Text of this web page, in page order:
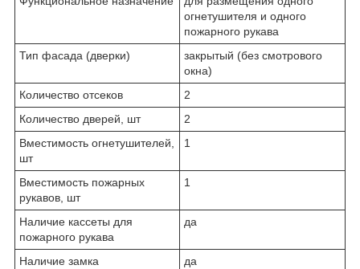
огнетушителя и одного
пожарного рукава
Тип фасада (дверки)
закрытый (без смотрового
окна)
Количество отсеков
2
Количество дверей, шт
2
Вместимость огнетушителей,
шт
1
Вместимость пожарных
рукавов, шт
1
Наличие кассеты для
пожарного рукава
да
Наличие замка да